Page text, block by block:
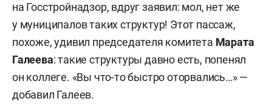
на Госстройнадзор, вдруг заявил: мол, нет же
у муниципалов таких структур! Этот пассаж,
похоже, удивил председателя комитета Марата
Галеева: такие структуры давно есть, попенял
он коллеге. «Вы что-то быстро оторвались…» —
добавил Галеев.